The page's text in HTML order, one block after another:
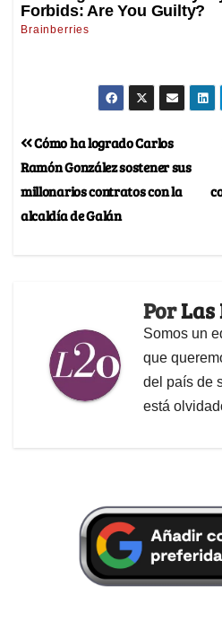
Cómo ha logrado Carlos
Ramón González sostener sus
millonarios contratos con la
alcaldía de Galán
PorLas
Somos un
que
del país de
está